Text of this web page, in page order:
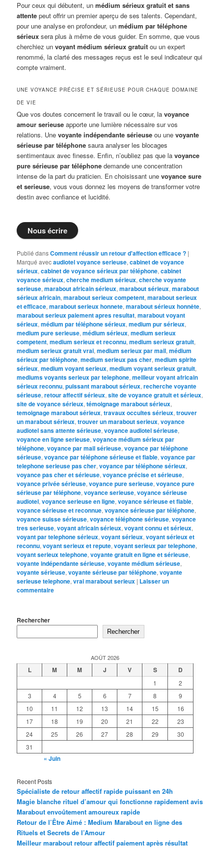
Pour ceux qui débutent, unmédium sérieux gratuit et sans
attente peut offrir un premier aperçu de ses talents. Cependant,
pour une analyse en profondeur, unmédium par téléphone
sérieux sera plus à même de vous guider. En somme, que vous
cherchiez unvoyant médium sérieux gratuit ou un expert
renommé, la clarté des messages reçus est le seul indicateur qui
compte vraiment.
UNE VOYANCE PRÉCISE ET SÉRIEUSE POUR CHAQUE DOMAINE
DE VIE
Que vos doutes concernent le travail ou le cœur, lavoyance
amour serieuse apporte une lumière nécessaire sur vos
relations. Unevoyante indépendante sérieuse ou unevoyante
sérieuse par téléphone saura analyser les blocages
sentimentaux avec finesse. Enfin, n’oubliez pas que lavoyance
pure sérieuse par téléphone demande une concentration
intense de la part du praticien. En choisissant unevoyance sure
et serieuse, vous vous donnez les moyens de transformer votre
destin avec confiance et lucidité.
Nous écrire
Publié dansComment réussir un retour d'affection efficace ? |
Marqué avecaudiotel voyance serieuse,cabinet de voyance
sérieux,cabinet de voyance sérieux par téléphone,cabinet
voyance sérieux,cherche medium sérieux,cherche voyante
serieuse,marabout africain sérieux,marabout sérieux,marabout
sérieux africain,marabout serieux competent,marabout serieux
et efficace,marabout serieux honnete,marabout sérieux honnête,
marabout serieux paiement apres resultat,marabout voyant
sérieux,médium par téléphone sérieux,medium pur sérieux,
medium pure serieuse,médium sérieux,medium serieux
competent,medium serieux et reconnu,medium serieux gratuit,
medium serieux gratuit vrai,medium serieux par mail,médium
sérieux par téléphone,medium serieux pas cher,medium spirite
sérieux,medium voyant serieux,medium voyant serieux gratuit,
mediums voyants serieux par telephone,meilleur voyant africain
sérieux reconnu,puissant marabout sérieux,recherche voyante
sérieuse,retour affectif sérieux,site de voyance gratuit et sérieux,
site de voyance sérieux,témoignage marabout sérieux,
temoignage marabout sérieux,travaux occultes sérieux,trouver
un marabout sérieux,trouver un marabout serieux,voyance
audiotel sans attente sérieuse,voyance audiotel sérieuse,
voyance en ligne serieuse,voyance médium sérieux par
téléphone,voyance par mail sérieuse,voyance par téléphone
sérieuse,voyance par téléphone sérieuse et fiable,voyance par
telephone serieuse pas cher,voyance par téléphone sérieux,
voyance pas cher et sérieuse,voyance précise et sérieuse,
voyance privée sérieuse,voyance pure serieuse,voyance pure
sérieuse par téléphone,voyance serieuse,voyance sérieuse
audiotel,voyance serieuse en ligne,voyance sérieuse et fiable,
voyance sérieuse et reconnue,voyance sérieuse par téléphone,
voyance suisse sérieuse,voyance téléphone sérieuse,voyance
tres serieuse,voyant africain sérieux,voyant connu et sérieux,
voyant par telephone sérieux,voyant sérieux,voyant sérieux et
reconnu,voyant serieux et repute,voyant serieux par telephone,
voyant serieux telephone,voyante gratuit en ligne et sérieuse,
voyante indépendante sérieuse,voyante médium sérieuse,
voyante sérieuse,voyante sérieuse par téléphone,voyante
serieuse telephone,vrai marabout serieux | Laisser un
commentaire
Rechercher
Rechercher
AOÛT 2026
L M M J V S D
1
2
3
4 5 6 7 8
9
10
11 12 13 14 15
16
17
18 19 20 21 22
23
24
25 26 27 28 29
30
31
« Juin
Recent Posts
Spécialiste de retour affectif rapide puissant en 24h
Magie blanche rituel d’amour qui fonctionne rapidement avis
Marabout envoûtement amoureux rapide
Retour de l’Être Aimé : Medium Marabout en ligne des
Rituels et Secrets de l’Amour
Meilleur marabout retour affectif paiement après résultat